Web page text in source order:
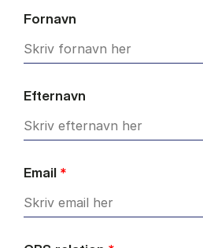
Fornavn
Efternavn
Email *